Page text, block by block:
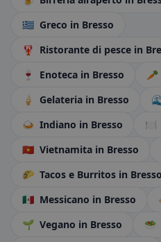
🇬🇷 Greco in Bresso
🦞 Ristorante di pesce in
🍷
Enoteca in Bresso 🥕
🍦
Gelateria in Bresso 🌊
🍛 Indiano in Bresso 🍽️
🇻🇳 Vietnamita in Bresso
🌮 Tacos e Burritos in Bresso
🇲🇽 Messicano in Bresso
🌱 Vegano in Bresso 🥗